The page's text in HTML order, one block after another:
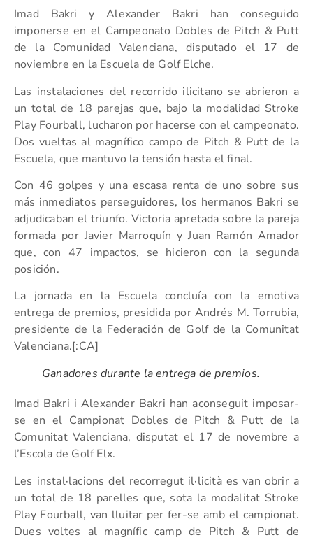
Imad Bakri y Alexander Bakri han conseguido
imponerse en el Campeonato Dobles de Pitch & Putt
de la Comunidad Valenciana, disputado el 17 de
noviembre en la Escuela de Golf Elche.
Las instalaciones del recorrido ilicitano se abrieron a
un total de 18 parejas que, bajo la modalidad Stroke
Play Fourball, lucharon por hacerse con el campeonato.
Dos vueltas al magnífico campo de Pitch & Putt de la
Escuela, que mantuvo la tensión hasta el final.
Con 46 golpes y una escasa renta de uno sobre sus
más inmediatos perseguidores, los hermanos Bakri se
adjudicaban el triunfo. Victoria apretada sobre la pareja
formada por Javier Marroquín y Juan Ramón Amador
que, con 47 impactos, se hicieron con la segunda
posición.
La jornada en la Escuela concluía con la emotiva
entrega de premios, presidida por Andrés M. Torrubia,
presidente de la Federación de Golf de la Comunitat
Valenciana.[:CA]
Ganadores durante la entrega de premios.
Imad Bakri i Alexander Bakri han aconseguit imposar-
se en el Campionat Dobles de Pitch & Putt de la
Comunitat Valenciana, disputat el 17 de novembre a
l’Escola de Golf Elx.
Les instal·lacions del recorregut il·licità es van obrir a
un total de 18 parelles que, sota la modalitat Stroke
Play Fourball, van lluitar per fer-se amb el campionat.
Dues voltes al magnífic camp de Pitch & Putt de